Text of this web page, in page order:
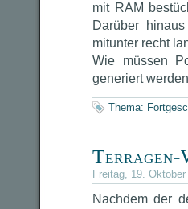
mit RAM
Darüber
mitunter recht
Wie müssen
generiert
Thema:
Terragen-
Freitag, 19.
Nachdem der